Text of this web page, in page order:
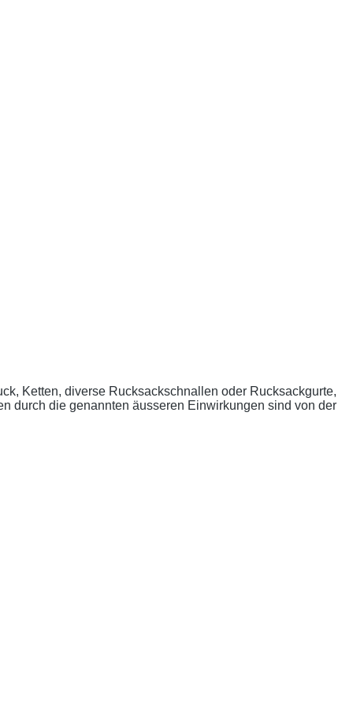
Ketten, diverse Rucksackschnallen oder Rucksackgurte,
durch die genannten äusseren Einwirkungen sind von der